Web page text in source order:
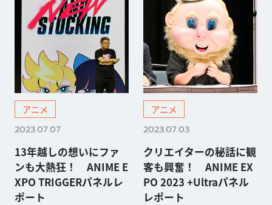
WIT STUDIOによる新作発表
パネルが開かれました。「お
馴染みのキャラクター...
-piece-」のパネルが開催され
ました。朝10時30分（現地時
間）の開催とはいえ...
アニメ
2023.07.07
13年越しの想いにファ
ンも大熱狂！ ANIME E
XPO TRIGGERパネルレ
ポート
アニメ
2023.07.03
クリエイターの秘話に観
客も興奮！ ANIME EX
PO 2023 +Ultraパネル
レポート